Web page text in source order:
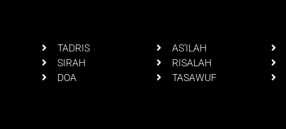
TADRIS
SIRAH
DOA
AS'ILAH
RISALAH
TASAWUF